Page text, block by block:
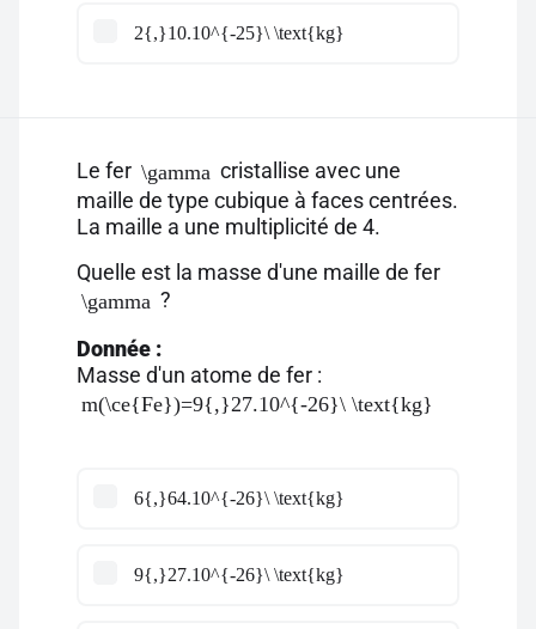
2{,}10.10^{-25}\ \text{kg}
Le fer \gamma cristallise avec une
maille de type cubique à faces centrées.
La maille a une multiplicité de 4.
Quelle est la masse d'une maille de fer
\gamma ?
Donnée :
Masse d'un atome de fer :
m(\ce{Fe})=9{,}27.10^{-26}\ \text{kg}
6{,}64.10^{-26}\ \text{kg}
9{,}27.10^{-26}\ \text{kg}